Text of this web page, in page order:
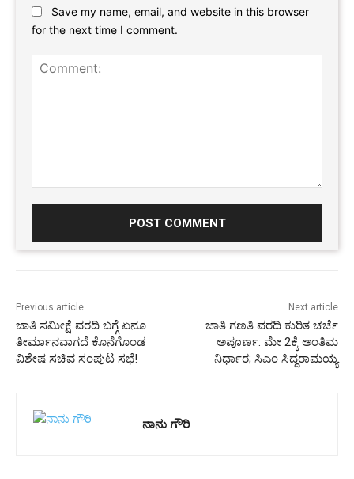
Save my name, email, and website in this browser
for the next time I comment.
Previous article
ಜಾತಿ ಸಮೀಕ್ಷೆ ವರದಿ ಬಗ್ಗೆ ಏನೂ
ತೀರ್ಮಾನವಾಗದೆ ಕೊನೆಗೊಂಡ
ವಿಶೇಷ ಸಚಿವ ಸಂಪುಟ ಸಭೆ!
Next article
ಜಾತಿ ಗಣತಿ ವರದಿ ಕುರಿತ ಚರ್ಚೆ
ಅಪೂರ್ಣ: ಮೇ 2ಕ್ಕೆ ಅಂತಿಮ
ನಿರ್ಧಾರ; ಸಿಎಂ ಸಿದ್ದರಾಮಯ್ಯ
ನಾನು ಗೌರಿ